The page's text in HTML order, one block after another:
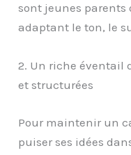
sont jeunes parents
adaptant le ton, le
2. Un riche éventail
et structurées
Pour maintenir un
puiser ses idées